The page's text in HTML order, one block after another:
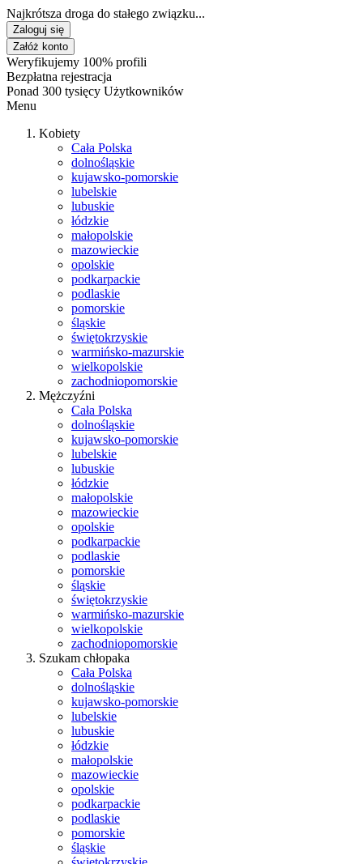
Najkrótsza droga do stałego związku...
Zaloguj się
Załóż konto
Weryfikujemy 100% profili
Bezpłatna rejestracja
Ponad 300 tysięcy Użytkowników
Menu
Kobiety
Cała Polska
dolnośląskie
kujawsko-pomorskie
lubelskie
lubuskie
łódzkie
małopolskie
mazowieckie
opolskie
podkarpackie
podlaskie
pomorskie
śląskie
świętokrzyskie
warmińsko-mazurskie
wielkopolskie
zachodniopomorskie
Mężczyźni
Cała Polska
dolnośląskie
kujawsko-pomorskie
lubelskie
lubuskie
łódzkie
małopolskie
mazowieckie
opolskie
podkarpackie
podlaskie
pomorskie
śląskie
świętokrzyskie
warmińsko-mazurskie
wielkopolskie
zachodniopomorskie
Szukam chłopaka
Cała Polska
dolnośląskie
kujawsko-pomorskie
lubelskie
lubuskie
łódzkie
małopolskie
mazowieckie
opolskie
podkarpackie
podlaskie
pomorskie
śląskie